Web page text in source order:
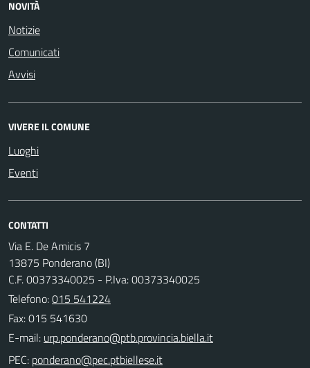
NOVITÀ
Notizie
Comunicati
Avvisi
VIVERE IL COMUNE
Luoghi
Eventi
CONTATTI
Via E. De Amicis 7
13875 Ponderano (BI)
C.F. 00373340025 - P.Iva: 00373340025
Telefono:015 541224
Fax: 015 541630
E-mail:
PEC: